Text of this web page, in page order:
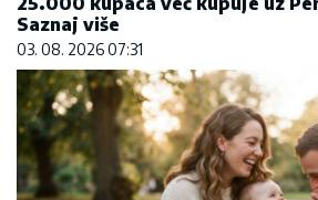
Saznaj više
03. 08. 2026 07:31